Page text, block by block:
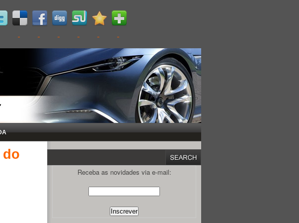
do
Receba as novidades via e-mail: